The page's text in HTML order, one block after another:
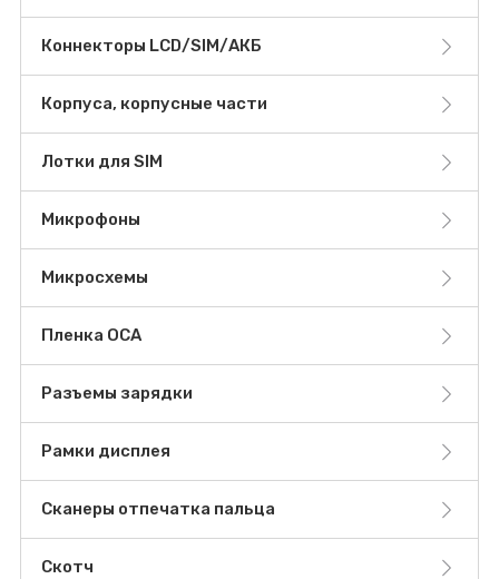
Коннекторы LCD/SIM/АКБ
Корпуса, корпусные части
Лотки для SIM
Микрофоны
Микросхемы
Пленка OCA
Разъемы зарядки
Рамки дисплея
Сканеры отпечатка пальца
Скотч